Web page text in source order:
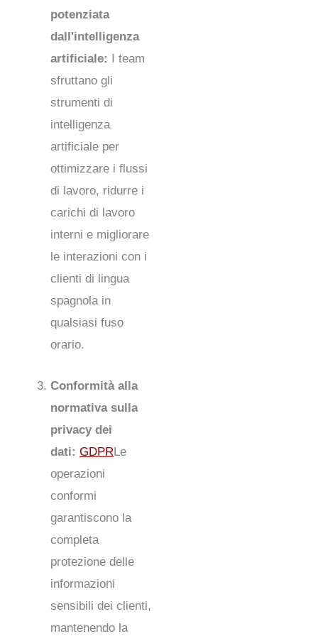
potenziata
dall'intelligenza
artificiale:
I team
sfruttano gli
strumenti di
intelligenza
artificiale per
ottimizzare i flussi
di lavoro, ridurre i
carichi di lavoro
interni e migliorare
le interazioni con i
clienti di lingua
spagnola in
qualsiasi fuso
orario.
Conformità alla
normativa sulla
privacy dei
dati: GDPRLe
operazioni
conformi
garantiscono la
completa
protezione delle
informazioni
sensibili dei clienti,
mantenendo la